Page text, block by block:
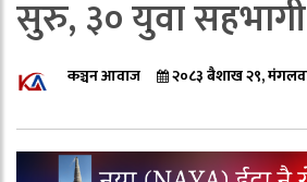
सुरु, ३० युवा सहभागी
कञ्चन आवाज २०८३ बैशाख २९,